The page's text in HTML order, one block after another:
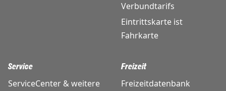
Verbundtarifs
Eintrittskarte ist
Fahrkarte
Service
ServiceCenter & weitere
Freizeit
Freizeitdatenbank